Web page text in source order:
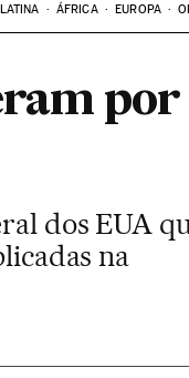
ÁFRICA EUROPA
por
dos EUA
na